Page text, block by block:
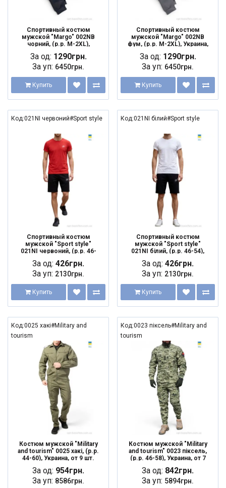
Спортивный костюм
мужской "Margo" 002NB
чорний, (р.р. M-2XL),
За од: 1290грн.
За уп: 6450грн.
Купить
Спортивный костюм
мужской "Margo" 002NB
фум, (р.р. M-2XL), Украина,
За од: 1290грн.
За уп: 6450грн.
Купить
Код:021NI червоний#Sport style
Спортивный костюм
мужской "Sport style"
021NI червоний, (р.р. 46-
За од: 426грн.
За уп: 2130грн.
Купить
Код:021NI білий#Sport style
Спортивный костюм
мужской "Sport style"
021NI білий, (р.р. 46-54),
За од: 426грн.
За уп: 2130грн.
Купить
Код:0025 хакі#Military and
tourism
Костюм мужской "Military
and tourism" 0025 хакі, (р.р.
44-60), Украина, от 9 шт.
За од: 954грн.
За уп: 8586грн.
Код:0023 піксель#Military and
tourism
Костюм мужской "Military
and tourism" 0023 піксель,
(р.р. 46-58), Украина, от 7
За од: 842грн.
За уп: 5894грн.